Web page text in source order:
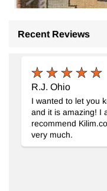
Recent Reviews
R.J. Ohio
I wanted to let you
and it is amazing! I
recommend
very much.